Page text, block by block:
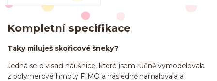
Kompletní specifikace
Taky miluješ skořicové šneky?
Jedná se o visací náušnice, které jsem ručně vymodelovala
z polymerové hmoty FIMO a následně namalovala a